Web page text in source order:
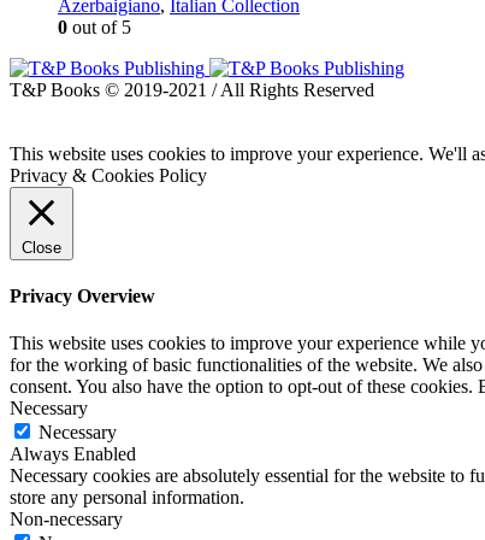
Azerbaigiano, Italian Collection
0 out of 5
T&P Books © 2019-2021 / All Rights Reserved
This website uses cookies to improve your experience. We'll
Privacy & Cookies Policy
Close
Privacy Overview
This website uses cookies to improve your experience while
for the working of basic functionalities of the website. We
consent. You also have the option to opt-out of these
Necessary
Necessary
Always Enabled
Necessary cookies are absolutely essential for the website to
store any personal information.
Non-necessary